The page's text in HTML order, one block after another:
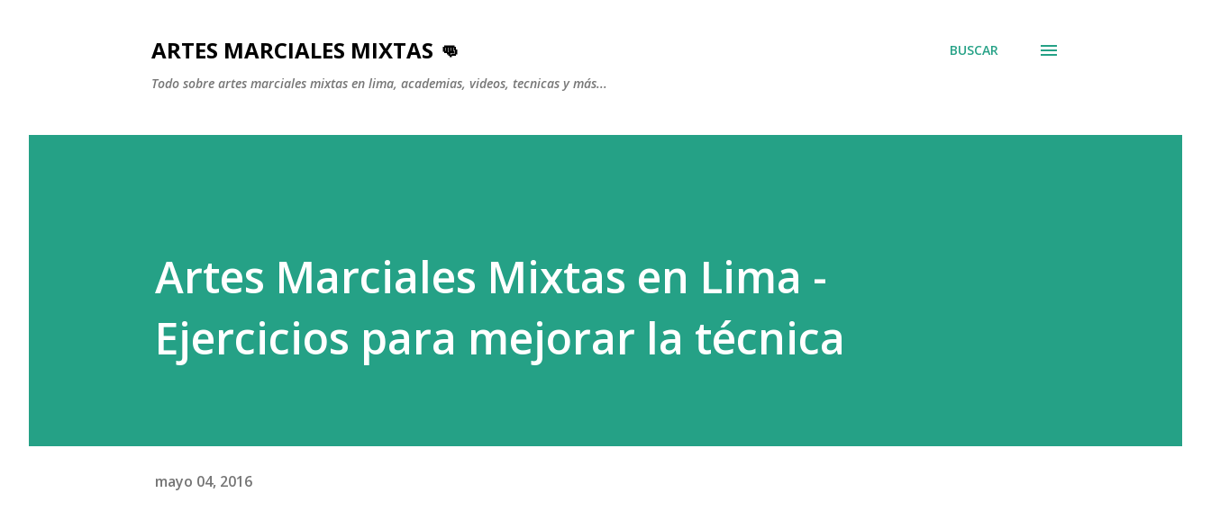
ARTES MARCIALES MIXTAS 👊
Todo sobre artes marciales mixtas en lima, academias, videos, tecnicas y más...
BUSCAR
Artes Marciales Mixtas en Lima -
Ejercicios para mejorar la técnica
mayo 04, 2016